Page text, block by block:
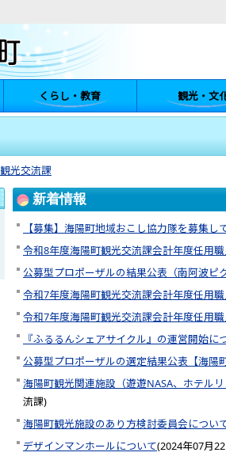
くらし・教育 観光・文
観光交流課
新着情報
【募集】海陽町地域おこし協力隊を募集し
令和8年度海陽町観光交流課会計年度任用
公募型プロポーザルの結果公表（南阿波ピ
令和7年度海陽町観光交流課会計年度任用
令和7年度海陽町観光交流課会計年度任用
『ふるるんシェアサイクル』の運営開始に
公募型プロポーザルの選定結果公表【海陽
海陽町観光関連施設（遊遊NASA、ホテル
流課)
海陽町観光施設のあり方検討委員会につい
デザインマンホールについて(2024年07月